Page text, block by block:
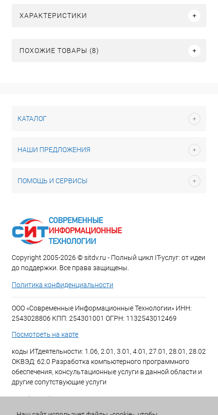
ХАРАКТЕРИСТИКИ
ПОХОЖИЕ ТОВАРЫ (8)
КАТАЛОГ
НАШИ ПРЕДЛОЖЕНИЯ
ПОМОЩЬ И СЕРВИСЫ
Copyright 2005-2026 © sitdv.ru - Полный цикл IT-услуг: от идеи
до поддержки. Все права защищены.
Политика конфиденциальности
ООО «Современные Информационные Технологии» ИНН:
2543028806 КПП: 254301001 ОГРН: 1132543012469
Посмотреть на карте
коды ИТдеятельности: 1.06, 2.01, 3.01, 4.01, 27.01, 28.01, 28.02
ОКВЭД: 62.0 Разработка компьютерного программного
обеспечения, консультационные услуги в данной области и
другие сопутствующие услуги